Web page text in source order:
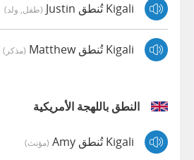
Kigali تُنطق Justin (طفل, ولد)
Kigali تُنطق Matthew (مذكر)
النطق باللهجة الأمريكية
Kigali تُنطق Amy (مؤنث)